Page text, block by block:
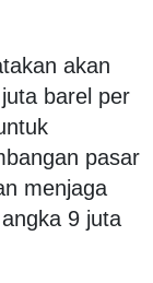
akan
barel per
pasar
menjaga
9 juta